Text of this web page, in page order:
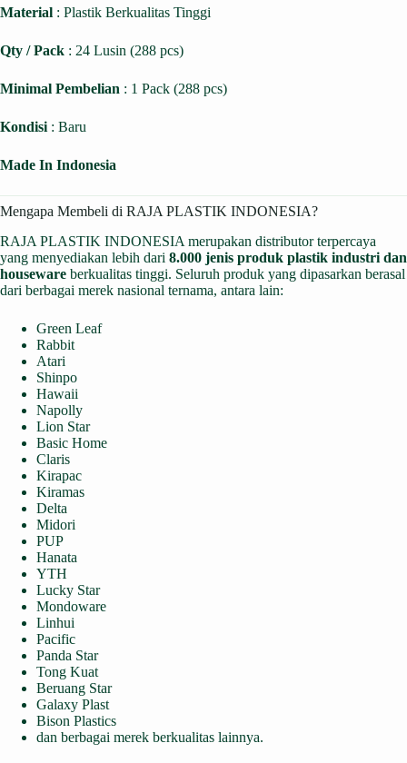
Material : Plastik Berkualitas Tinggi
Qty / Pack : 24 Lusin (288 pcs)
Minimal Pembelian : 1 Pack (288 pcs)
Kondisi : Baru
Made In Indonesia
Mengapa Membeli di RAJA PLASTIK INDONESIA?
RAJA PLASTIK INDONESIA merupakan distributor terpercaya
yang menyediakan lebih dari 8.000 jenis produk plastik industri dan
houseware berkualitas tinggi. Seluruh produk yang dipasarkan berasal
dari berbagai merek nasional ternama, antara lain:
Green Leaf
Rabbit
Atari
Shinpo
Hawaii
Napolly
Lion Star
Basic Home
Claris
Kirapac
Kiramas
Delta
Midori
PUP
Hanata
YTH
Lucky Star
Mondoware
Linhui
Pacific
Panda Star
Tong Kuat
Beruang Star
Galaxy Plast
Bison Plastics
dan berbagai merek berkualitas lainnya.